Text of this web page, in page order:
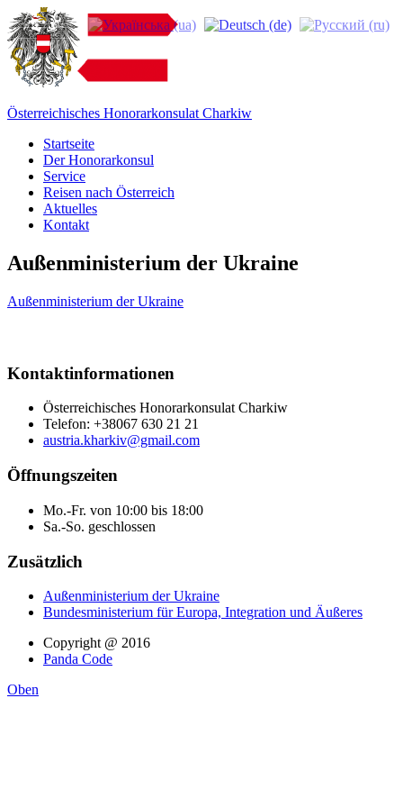
Österreichisches Honorarkonsulat Charkiw
Startseite
Der Honorarkonsul
Service
Reisen nach Österreich
Aktuelles
Kontakt
Außenministerium der Ukraine
Außenministerium der Ukraine
Kontaktinformationen
Österreichisches Honorarkonsulat Charkiw
Telefon: +38067 630 21 21
austria.kharkiv@gmail.com
Öffnungszeiten
Mo.-Fr. von 10:00 bis 18:00
Sa.-So. geschlossen
Zusätzlich
Außenministerium der Ukraine
Bundesministerium für Europa, Integration und Äußeres
Copyright @ 2016
Panda Code
Oben